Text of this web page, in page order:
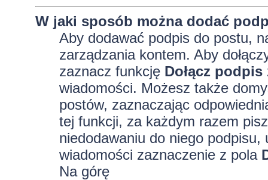
W jaki sposób można dodać
Aby dodawać podpis do postu,
zarządzania kontem. Aby
zaznacz funkcję Dołącz podpis
wiadomości. Możesz także
postów, zaznaczając
tej funkcji, za każdym razem
niedodawaniu do niego
wiadomości zaznaczenie z pola
Na górę